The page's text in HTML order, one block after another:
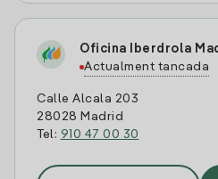
Oficina Iberdrola
Actualment tancada
Calle Alcala 203
28028 Madrid
Tel: 910 47 00 30